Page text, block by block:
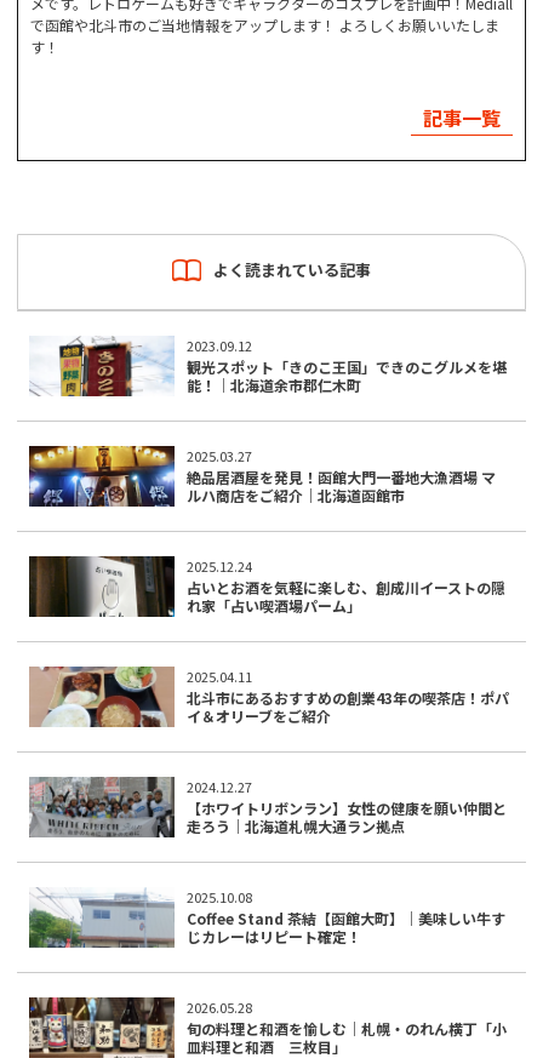
で函館や北斗市のご当地情報をアップします！ よろしくお願いいたしま
す！
記事一覧
よく読まれている記事
2023.09.12
観光スポット「きのこ王国」できのこグルメを堪
能！｜北海道余市郡仁木町
2025.03.27
絶品居酒屋を発見！函館大門一番地大漁酒場 マ
ルハ商店をご紹介｜北海道函館市
2025.12.24
占いとお酒を気軽に楽しむ、創成川イーストの隠
れ家「占い喫酒場パーム」
2025.04.11
北斗市にあるおすすめの創業43年の喫茶店！ポパ
イ＆オリーブをご紹介
2024.12.27
【ホワイトリボンラン】女性の健康を願い仲間と
走ろう｜北海道札幌大通ラン拠点
2025.10.08
Coffee Stand 茶結【函館大町】｜美味しい牛す
じカレーはリピート確定！
2026.05.28
旬の料理と和酒を愉しむ｜札幌・のれん横丁「小
皿料理と和酒 三枚目」